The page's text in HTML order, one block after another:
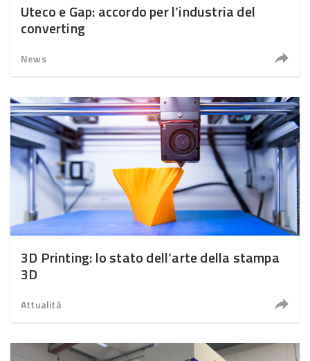
Uteco e Gap: accordo per l’industria del
converting
News
3D Printing: lo stato dell’arte della stampa
3D
Attualità